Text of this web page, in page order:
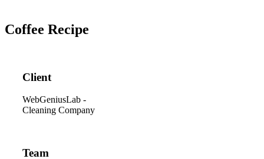
Coffee Recipe
Client
WebGeniusLab -
Cleaning Company
Team